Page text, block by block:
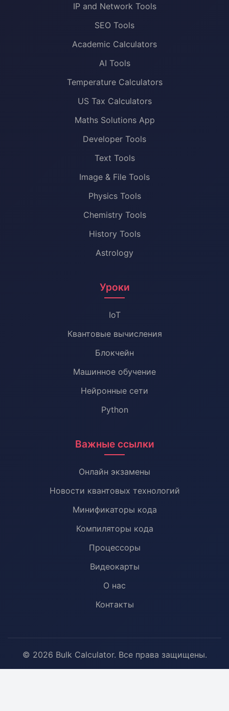
IP and Network Tools
SEO Tools
Academic Calculators
AI Tools
Temperature Calculators
US Tax Calculators
Maths Solutions App
Developer Tools
Text Tools
Image & File Tools
Physics Tools
Chemistry Tools
History Tools
Astrology
Уроки
IoT
Квантовые вычисления
Блокчейн
Машинное обучение
Нейронные сети
Python
Важные ссылки
Онлайн экзамены
Новости квантовых технологий
Минификаторы кода
Компиляторы кода
Процессоры
Видеокарты
О нас
Контакты
© 2026 Bulk Calculator. Все права защищены.